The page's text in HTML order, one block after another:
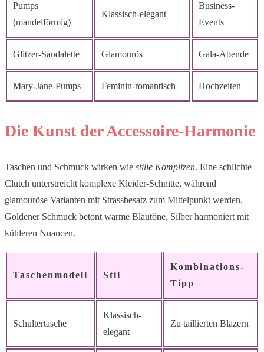
Pumps
(mandelförmig)
Klassisch-elegant
Business-
Events
Glitzer-Sandalette Glamourös Gala-Abende
Mary-Jane-Pumps Feminin-romantisch Hochzeiten
Die Kunst der Accessoire-Harmonie
Taschen und Schmuck wirken wie stille Komplizen. Eine schlichte
Clutch unterstreicht komplexe Kleider-Schnitte, während
glamouröse Varianten mit Strassbesatz zum Mittelpunkt werden.
Goldener Schmuck betont warme Blautöne, Silber harmoniert mit
kühleren Nuancen.
Taschenmodell Stil
Kombinations-
Tipp
Schultertasche
Klassisch-
elegant
Zu taillierten Blazern